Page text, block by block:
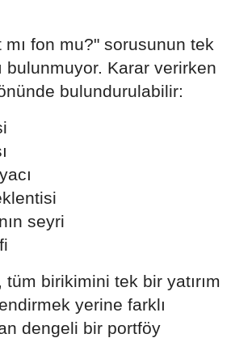
fon mu?" sorusunun tek
bulunmuyor. Karar verirken
bulundurulabilir:
seyri
tüm birikimini tek bir yatırım
yerine farklı
dengeli bir portföy